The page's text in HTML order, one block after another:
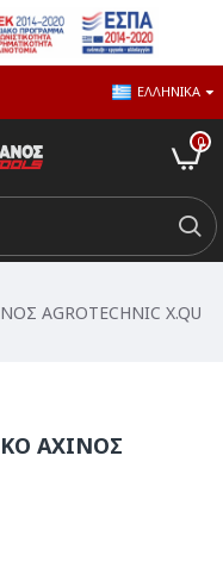
ΕΛΛΗΝΙΚΆ
0
AGROTECHNIC X.QU
ΑΧΙΝΟΣ